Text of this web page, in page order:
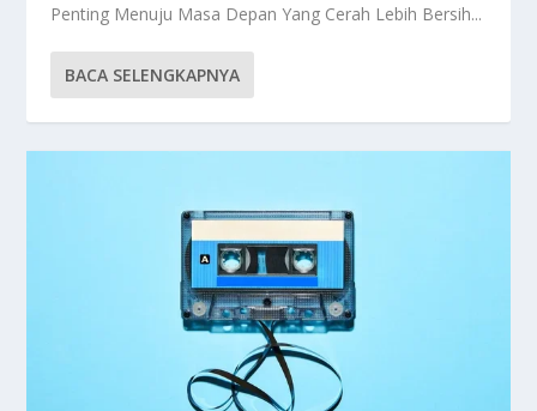
Penting Menuju Masa Depan Yang Cerah Lebih Bersih...
BACA SELENGKAPNYA